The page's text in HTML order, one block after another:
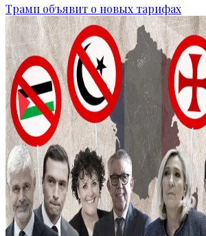
Трамп объявит о новых тарифах